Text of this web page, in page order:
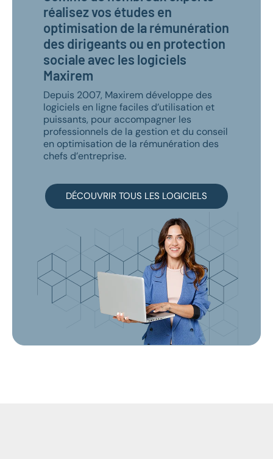
réalisez vos études en
optimisation de la rémunération
des dirigeants ou en protection
sociale avec les logiciels
Maxirem
Depuis 2007, Maxirem développe des
logiciels en ligne faciles d’utilisation et
puissants, pour accompagner les
professionnels de la gestion et du conseil
en optimisation de la rémunération des
chefs d’entreprise.
DÉCOUVRIR TOUS LES LOGICIELS